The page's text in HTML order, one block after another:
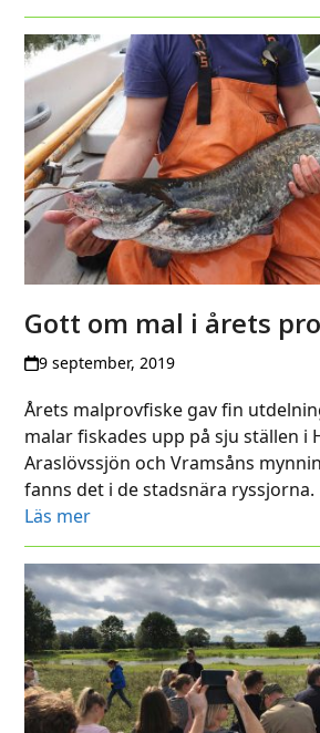
Gott om mal i årets
9 september, 2019
Årets malprovfiske gav fin
malar fiskades upp på sju ställen i
Araslövssjön och Vramsåns
fanns det i de stadsnära
Läs mer